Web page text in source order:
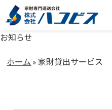
お知らせ
ホーム » 家財貸出サービス